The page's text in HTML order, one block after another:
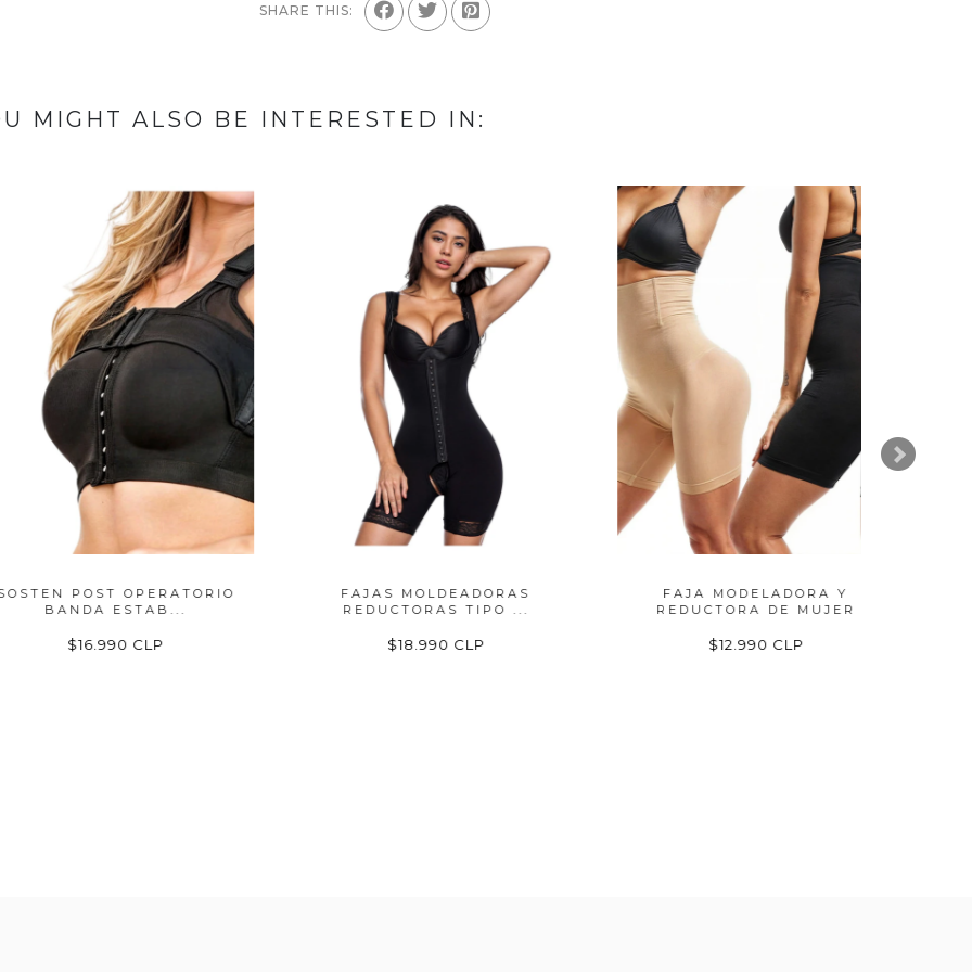
SHARE THIS:
MIGHT ALSO BE INTERESTED IN:
POST OPERATORIO
BANDA ESTAB...
$16.990 CLP
FAJAS MOLDEADORAS
REDUCTORAS TIPO ...
$18.990 CLP
FAJA MODELADORA Y
REDUCTORA DE MUJER
$12.990 CLP